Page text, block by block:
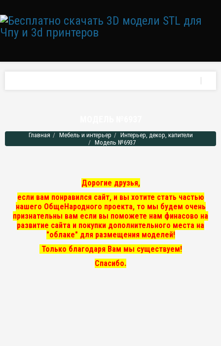
Главная Мебель и интерьер
Интерьер, декор, капители
Модель №6937
Дорогие друзья,
если вам понравился сайт, и вы хотите стать частью
нашего ОбщеНародного проекта, то мы будем очень
признательны вам если вы поможете нам финасово на
развитие сайта и покупки дополнительного места на
"облаке" для размещения моделей!
Только благодаря Вам мы существуем!
Спасибо.